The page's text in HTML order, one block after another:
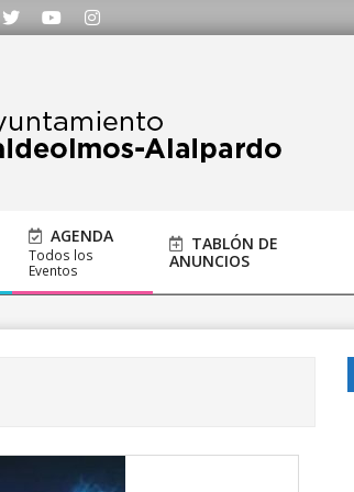
620 21 53 o escríbenos a ayuntamiento@alalpardo.org
AGENDA
Todos los
Eventos
TABLÓN DE
ANUNCIOS